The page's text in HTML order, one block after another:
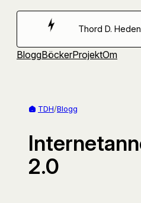
Hoppa
Thord D.
BloggBöckerProjektOm
TDH/Blogg
2.0